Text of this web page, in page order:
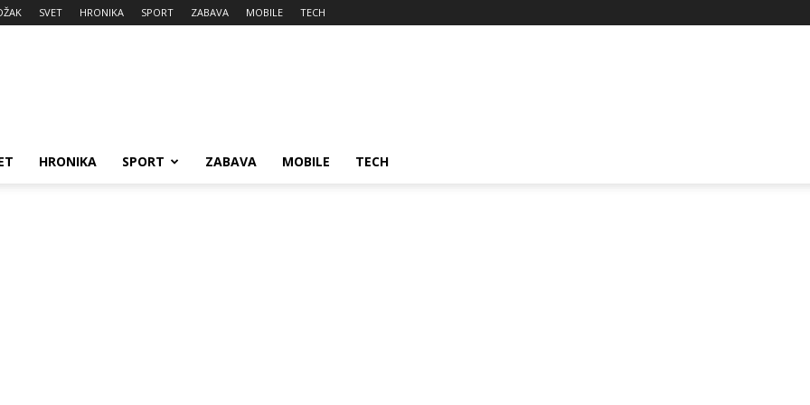
SVET HRONIKA SPORT ZABAVA MOBILE TECH
HRONIKA SPORT ZABAVA MOBILE TECH